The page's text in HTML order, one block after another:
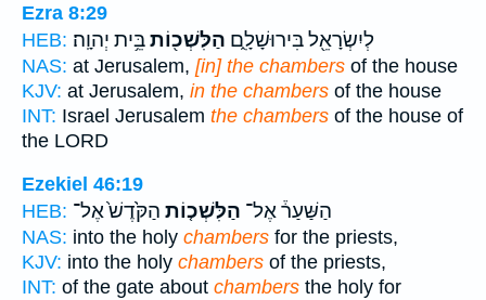
Ezra 8:29
HEB:
לְיִשְׂרָאֵ֖ל בִּירוּשָׁלִָ֑ם הַלִּשְׁכ֖וֹתבֵּ֥ית יְהוָֽה׃
NAS: at Jerusalem, [in] the chambers of the house
KJV: at Jerusalem, in the chambers of the house
INT: Israel Jerusalem the chambers of the house of
the LORD
Ezekiel 46:19
HEB:
הַשַּׁעַר֒ אֶל־ הַלִּשְׁכ֤וֹת הַקֹּ֙דֶשׁ֙ אֶל־
NAS: into the holy chambers for the priests,
KJV: into the holy chambers of the priests,
INT: of the gate about chambers the holy for